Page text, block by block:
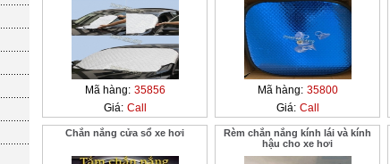
Mã hàng: 35856
Giá: Call
Mã hàng: 35800
Giá: Call
Chắn nắng cửa sổ xe hơi
Rèm chắn nắng kính lái và kính
hậu cho xe hơi